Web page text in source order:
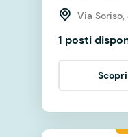
Via Soriso,
1 posti